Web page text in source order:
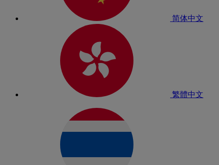
简体中文
繁體中文